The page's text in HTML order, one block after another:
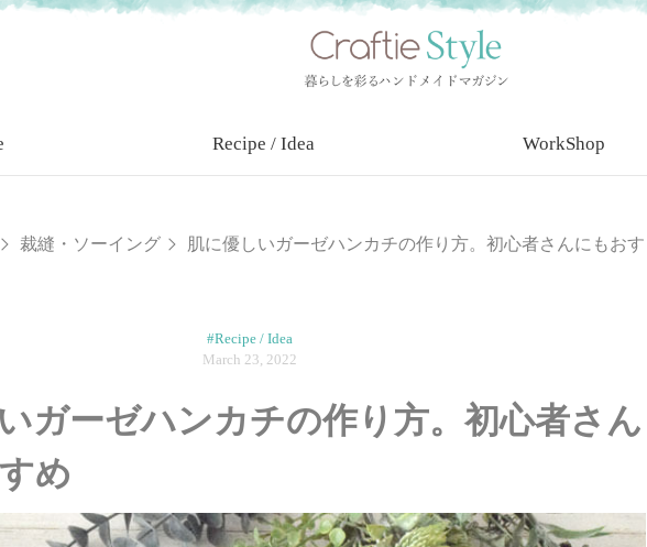
Recipe / Idea WorkShop
裁縫・ソーイング
肌に優しいガーゼハンカチの作り方。初心者さんにもおす
#Recipe / Idea
March 23, 2022
ガーゼハンカチの作り方。初心者さん
め